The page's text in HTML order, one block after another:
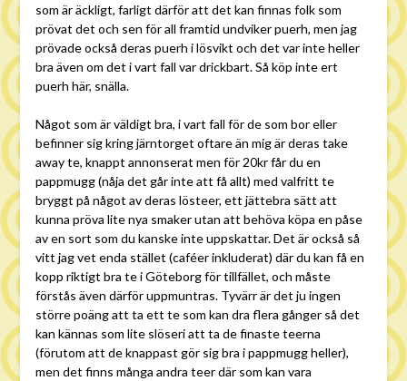
som är äckligt, farligt därför att det kan finnas folk som
prövat det och sen för all framtid undviker puerh, men jag
prövade också deras puerh i lösvikt och det var inte heller
bra även om det i vart fall var drickbart. Så köp inte ert
puerh här, snälla.
Något som är väldigt bra, i vart fall för de som bor eller
befinner sig kring järntorget oftare än mig är deras take
away te, knappt annonserat men för 20kr får du en
pappmugg (nåja det går inte att få allt) med valfritt te
bryggt på något av deras lösteer, ett jättebra sätt att
kunna pröva lite nya smaker utan att behöva köpa en påse
av en sort som du kanske inte uppskattar. Det är också så
vitt jag vet enda stället (caféer inkluderat) där du kan få en
kopp riktigt bra te i Göteborg för tillfället, och måste
förstås även därför uppmuntras. Tyvärr är det ju ingen
större poäng att ta ett te som kan dra flera gånger så det
kan kännas som lite slöseri att ta de finaste teerna
(förutom att de knappast gör sig bra i pappmugg heller),
men det finns många andra teer där som kan vara